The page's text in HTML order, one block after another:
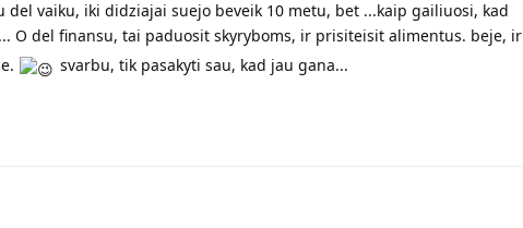
vaiku, iki didziajai suejo beveik 10 metu, bet ...kaip gailiuosi, kad
... O del finansu, tai paduosit skyryboms, ir prisiteisit alimentus. beje, ir
svarbu, tik pasakyti sau, kad jau gana...